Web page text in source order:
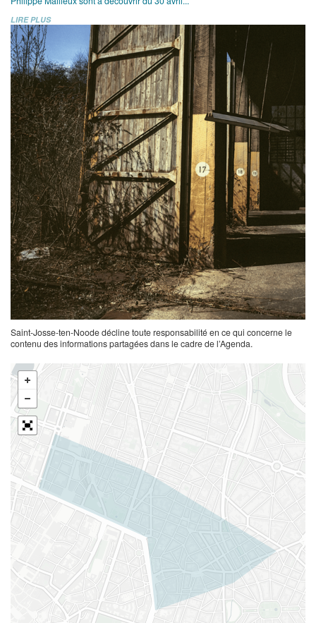
LIRE PLUS
Saint-Josse-ten-Noode décline toute responsabilité en ce qui concerne le
contenu des informations partagées dans le cadre de l’Agenda.